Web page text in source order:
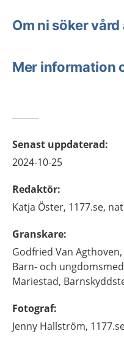
Om ni söker
Mer information
Senast uppdaterad:
2024-10-25
Redaktör:
Katja Öster, 1177.se,
Granskare:
Godfried Van Agthoven,
Barn- och
Mariestad,
Fotograf:
Jenny Hallström,